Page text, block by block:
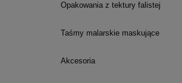
Opakowania z tektury falistej
Taśmy malarskie maskujące
Akcesoria